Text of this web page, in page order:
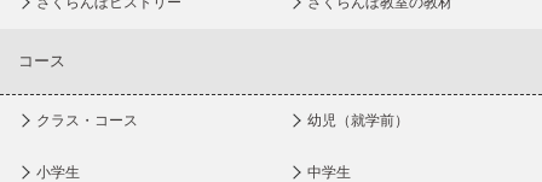
コース
クラス・コース 幼児（就学前）
小学生 中学生